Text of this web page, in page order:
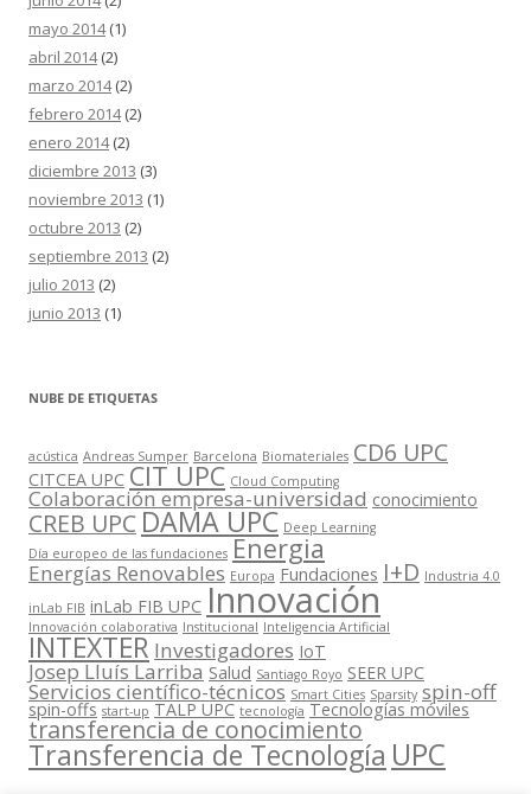
mayo 2014(1)
abril 2014(2)
marzo 2014(2)
febrero 2014(2)
enero 2014(2)
diciembre 2013 (3)
noviembre 2013 (1)
octubre 2013 (2)
septiembre 2013 (2)
julio 2013 (2)
junio 2013 (1)
NUBE DE ETIQUETAS
acústica Andreas Sumper Barcelona Biomateriales CD6 UPC
CITCEA UPC CIT UPC Cloud Computing
Colaboración empresa-universidad conocimiento
CREB UPC DAMA UPC Deep Learning
Día europeo de las fundaciones Energia
Energías Renovables Europa Fundaciones I+D Industria 4.0
inLab FIB inLab FIB UPC Innovación
Innovación colaborativa Institucional Inteligencia Artificial
INTEXTER Investigadores IoT
Josep Lluís Larriba Salud Santiago Royo SEER UPC
Servicios científico-técnicos Smart Cities Sparsity spin-off
spin-offs start-up TALP UPC tecnología Tecnologías móviles
transferencia de conocimiento
Transferencia de Tecnología UPC